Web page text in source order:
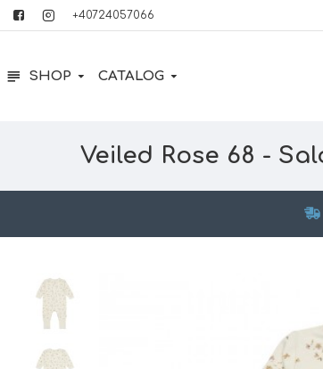
+40724057066
SHOP CATALOG
Veiled Rose 68 -